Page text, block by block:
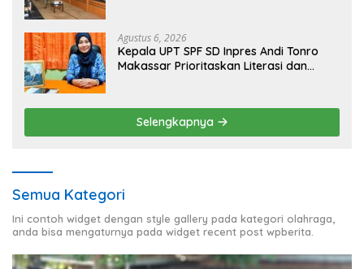
Agustus 6, 2026
Kepala UPT SPF SD Inpres Andi Tonro
Makassar Prioritaskan Literasi dan
Selengkapnya
Semua Kategori
Ini contoh widget dengan style gallery pada kategori olahraga,
anda bisa mengaturnya pada widget recent post wpberita.